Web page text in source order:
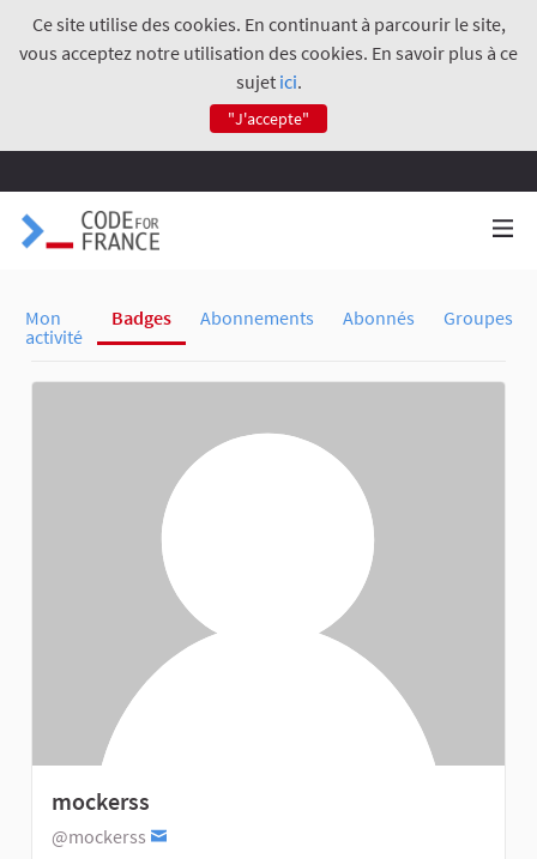
Ce site utilise des cookies. En continuant à parcourir le site,
vous acceptez notre utilisation des cookies. En savoir plus à ce
sujet ici.
"J'accepte"
Mon
activité
Badges Abonnements Abonnés Groupes
mockerss
@mockerss